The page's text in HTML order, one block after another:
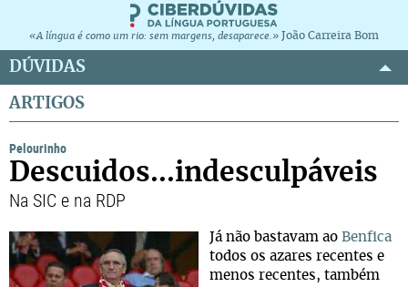
«A língua é como um rio: sem margens, desaparece.» João Carreira Bom
DÚVIDAS
ARTIGOS
Pelourinho
Descuidos...indesculpáveis
Na SIC e na RDP
Já não bastavam ao Benfica
todos os azares recentes e
menos recentes, também